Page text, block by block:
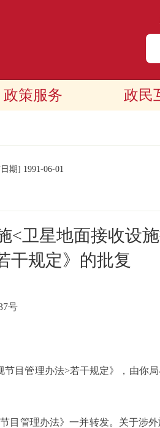
政策服务 政民
期] 1991-06-01
<卫星地面接收设
干规定》的批复
号
管理办法>若干规定》，由你局
管理办法》一并转发。关于涉外